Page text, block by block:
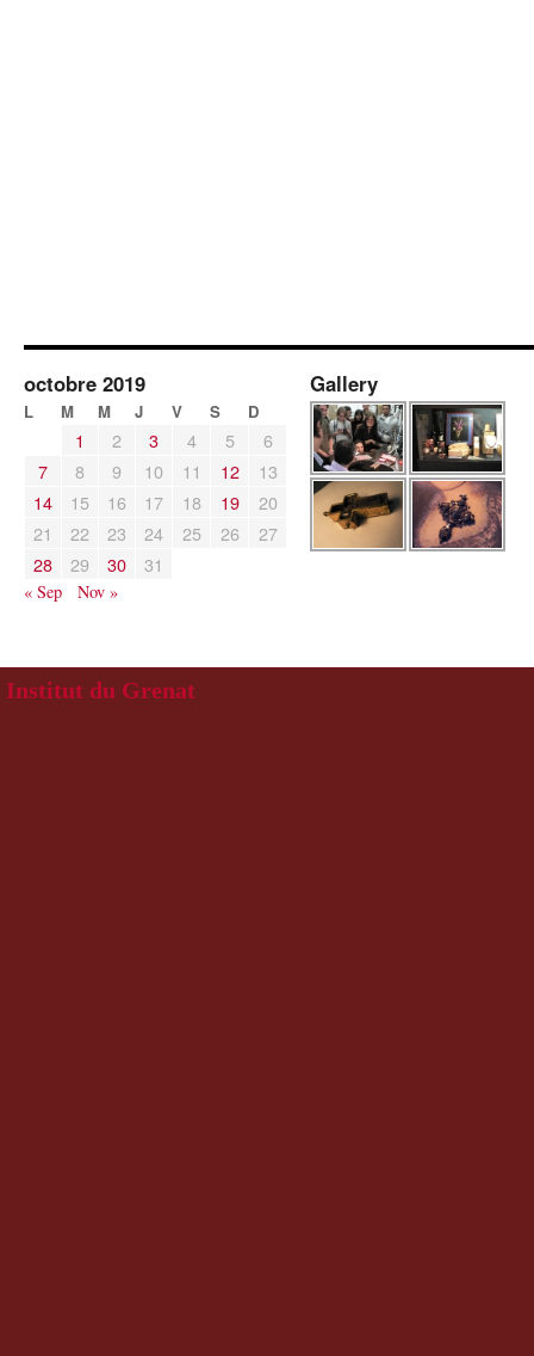
octobre 2019
L M M J V S D
1 2 3 4 5
6
7
8 9 10 11 12
13
14
15 16 17 18 19
20
21
22 23 24 25 26
27
28
29 30 31
« Sep Nov »
Gallery
Institut du Grenat